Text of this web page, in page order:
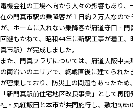
電機会社の工場へ向かう人々の影響もあり
在の門真市駅の乗降客が１日約２万人なの
が、ホームに入れない乗降客が府道守口‐
回避もかねて、昭和44年に新駅工事が着工
真市駅）が完成しました。
また、門真プラザについては、府道大阪中
の南沿いのエリアで、終戦直後に建てられ
が密集しており、防災上の問題もあったため
「新門真駅前住宅地区改良事業」として再
社・丸紅飯田と本市が共同施行し、敷地